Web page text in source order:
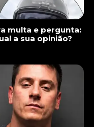
multa e pergunta:
a sua opinião?